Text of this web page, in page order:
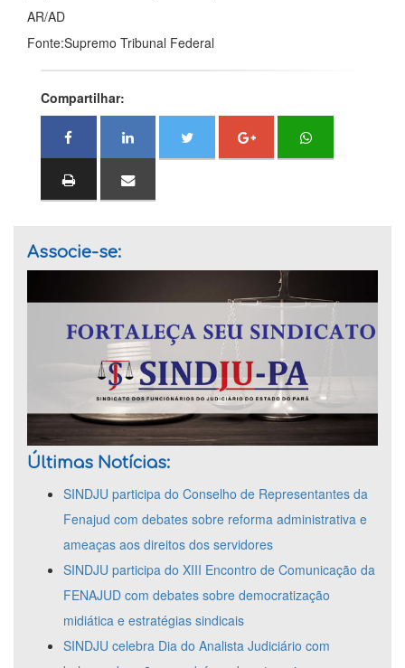
AR/AD
Fonte:Supremo Tribunal Federal
Compartilhar:
Associe-se:
Últimas Notícias:
SINDJU participa do Conselho de Representantes da
Fenajud com debates sobre reforma administrativa e
ameaças aos direitos dos servidores
SINDJU participa do XIII Encontro de Comunicação da
FENAJUD com debates sobre democratização
midiática e estratégias sindicais
SINDJU celebra Dia do Analista Judiciário com